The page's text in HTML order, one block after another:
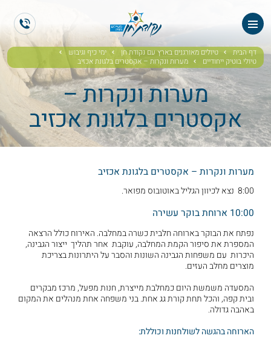
דף הבית טיולים מאורגנים בארץ עם נקודת חן
ימי כיף וגיבוש
טיולי בוטיק ייחודיים
מערות ונקרות – אקסטרים בלגונת אכזיב
מערות ונקרות –
אקסטרים בלגונת אכזיב
מערות ונקרות – אקסטרים בלגונת אכזיב
8:00 נצא לכיוון הגליל באוטובוס מפואר.
10:00 ארוחת בוקר עשירה
נפתח את הבוקר בארוחה חלבית כשרה במחלבה. האירוח כולל הרצאה
המספרת את סיפור הקמת המחלבה, עוקבת אחר תהליך ייצור הגבינה,
היכרות עם משפחות הגבינה השונות והסבר על היתרונות בצריכת
מוצרים מחלב העזים.
המסעדה משמשת היום כמחלבת מייצרת, חנות מפעל, מרכז מבקרים
ובית קפה, והכל תחת קורת גג אחת. בני משפחה אחת מנהלים את המקום
באהבה גדולה.
הארוחה בהגשה לשולחנות וכוללת:
ראשי
אודותנו
טיולי תיירים
הטיולים שלנו
גלריית תמונות
גלריית וידאו
ממליצים
צור קשר
EN
ES